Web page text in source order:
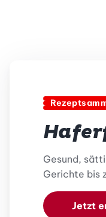
Gesund,
Gerichte bis
Jetzt